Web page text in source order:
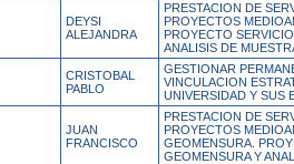
DEYSI
ALEJANDRA
PRESTACION DE
PROYECTOS
PROYECTO
ANALISIS DE
CRISTOBAL
PABLO
GESTIONAR
VINCULACION
UNIVERSIDAD Y SUS
JUAN
FRANCISCO
PRESTACION DE
PROYECTOS
GEOMENSURA.
GEOMENSURA Y